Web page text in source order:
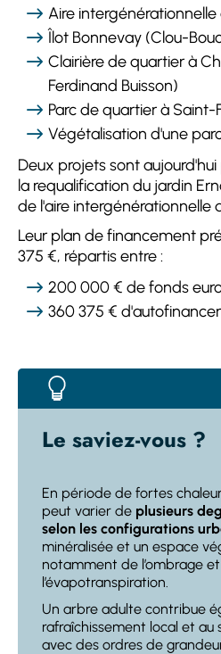
Aire
Îlot Bonnevay (Clou-
Clairière de quartier à
Ferdinand Buisson)
Parc de quartier à Saint-
Végétalisation d'une
Deux projets sont
la requalification du jardin
de l'aire intergénérationnelle
Leur plan de financement
375 €, répartis entre :
200 000 € de fonds
360 375 €
Le saviez-vous ?
En période de fortes
peut varier de plusieurs
selon les configurations
minéralisée et un espace
notamment de l’ombrage
l’évapotranspiration.
Un arbre adulte contribue
rafraîchissement local et au
avec des ordres de